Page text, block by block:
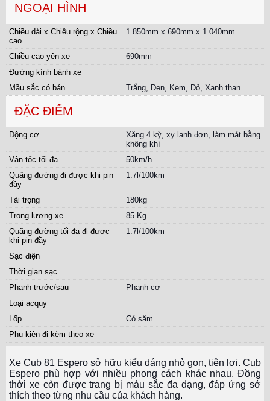
NGOẠI HÌNH
Chiều dài x Chiều rộng x Chiều
cao
1.850mm x 690mm x 1.040mm
Chiều cao yên xe
690mm
Đường kính bánh xe
Mầu sắc có bán
Trắng, Đen, Kem, Đỏ, Xanh than
ĐẶC ĐIỂM
Động cơ
Xăng 4 kỳ, xy lanh đơn, làm mát bằng
không khí
Vận tốc tối đa
50km/h
Quãng đường đi được khi pin
đầy
1.7l/100km
Tải trọng
180kg
Trọng lượng xe
85 Kg
Quãng đường tối đa đi được
khi pin đầy
1.7l/100km
Sạc điện
Thời gian sạc
Phanh trước/sau
Phanh cơ
Loại acquy
Lốp
Có săm
Phụ kiện đi kèm theo xe
Xe Cub 81 Espero sở hữu kiểu dáng nhỏ gọn, tiện lợi. Cub
Espero phù hợp với nhiều phong cách khác nhau. Đồng
thời xe còn được trang bị màu sắc đa dạng, đáp ứng sở
thích theo từng nhu cầu của khách hàng.